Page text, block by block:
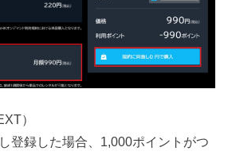
）
登録した場合、1,000ポイントがつ